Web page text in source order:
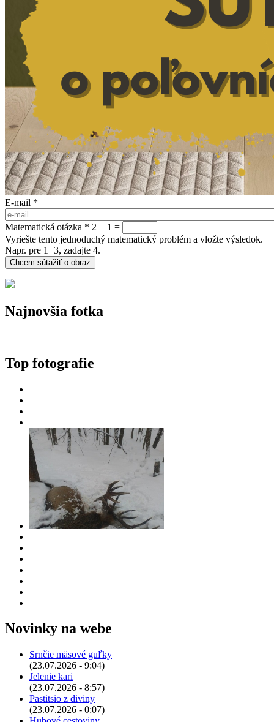
E-mail *
Matematická otázka * 2 + 1 =
Vyriešte tento jednoduchý matematický problém a vložte výsledok.
Napr. pre 1+3, zadajte 4.
Najnovšia fotka
Top fotografie
Novinky na webe
Srnčie mäsové guľky
(23.07.2026 - 9:04)
Jelenie kari
(23.07.2026 - 8:57)
Pastitsio z diviny
(23.07.2026 - 0:07)